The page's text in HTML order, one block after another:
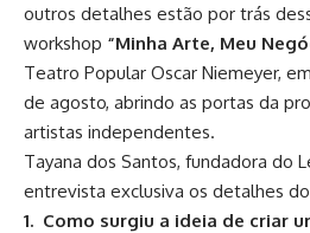
outros detalhes estão por trás
workshop “Minha Arte, Meu
Teatro Popular Oscar Niemeyer,
de agosto, abrindo as portas da
artistas independentes.
Tayana dos Santos, fundadora do
entrevista exclusiva os detalhes
1. Como surgiu a ideia de criar